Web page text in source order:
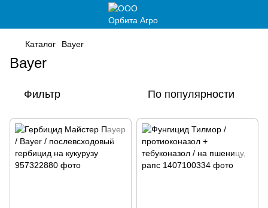
Каталог Bayer
Bayer
Фильтр По популярности